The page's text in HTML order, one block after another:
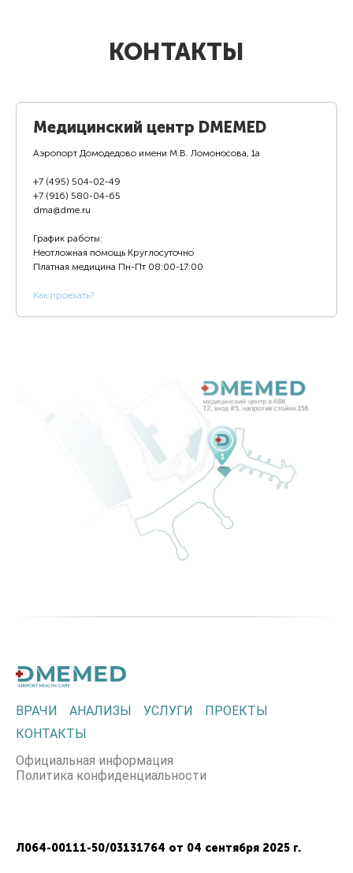
КОНТАКТЫ
Медицинский центр DMEMED
Аэропорт Домодедово имени М.В. Ломоносова, 1а
+7 (495) 504-02-49
+7 (916) 580-04-65
dma@dme.ru
График работы:
Неотложная помощь Круглосуточно
Платная медицина Пн-Пт 08:00-17:00
Как проехать?
ВРАЧИ АНАЛИЗЫ УСЛУГИ
ПРОЕКТЫ
КОНТАКТЫ
Официальная информация
Политика конфиденциальности
Л064-00111-50/03131764 от 04 сентября 2025 г.